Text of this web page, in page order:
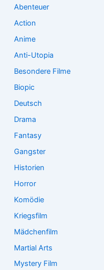
Abenteuer
Action
Anime
Anti-Utopia
Besondere Filme
Biopic
Deutsch
Drama
Fantasy
Gangster
Historien
Horror
Komödie
Kriegsfilm
Mädchenfilm
Martial Arts
Mystery Film